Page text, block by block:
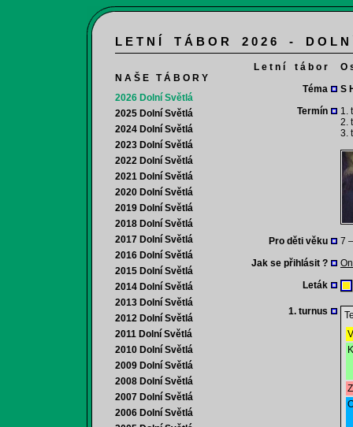
L E T N Í T Á B O R 2 0 2 6 - D O L
N A Š E T Á B O R Y
2026 Dolní Světlá
2025 Dolní Světlá
2024 Dolní Světlá
2023 Dolní Světlá
2022 Dolní Světlá
2021 Dolní Světlá
2020 Dolní Světlá
2019 Dolní Světlá
2018 Dolní Světlá
2017 Dolní Světlá
2016 Dolní Světlá
2015 Dolní Světlá
2014 Dolní Světlá
2013 Dolní Světlá
2012 Dolní Světlá
2011 Dolní Světlá
2010 Dolní Světlá
2009 Dolní Světlá
2008 Dolní Světlá
2007 Dolní Světlá
2006 Dolní Světlá
L e t n í t á b o r
O
Téma
S
Termín
1.
2.
3.
Pro děti věku
7
Jak se přihlásit ?
Leták
1. turnus